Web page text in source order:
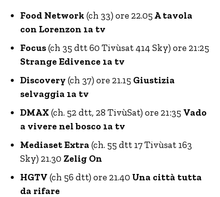
Food Network (ch 33) ore 22.05 A tavola
con Lorenzon 1a tv
Focus(ch 35 dtt 60 Tivùsat 414 Sky) ore 21:25
Strange Edivence 1a tv
Discovery (ch 37) ore 21.15 Giustizia
selvaggia 1a tv
DMAX (ch. 52 dtt, 28 TivùSat) ore 21:35 Vado
a vivere nel bosco 1a tv
Mediaset Extra (ch. 55 dtt 17 Tivùsat 163
Sky) 21.30 Zelig On
HGTV (ch 56 dtt) ore 21.40 Una città tutta
da rifare